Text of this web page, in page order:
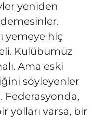
yeniden
yemeye hiç
Kulübümüz
Ama eski
söyleyenler
Federasyonda,
yolları varsa, bir